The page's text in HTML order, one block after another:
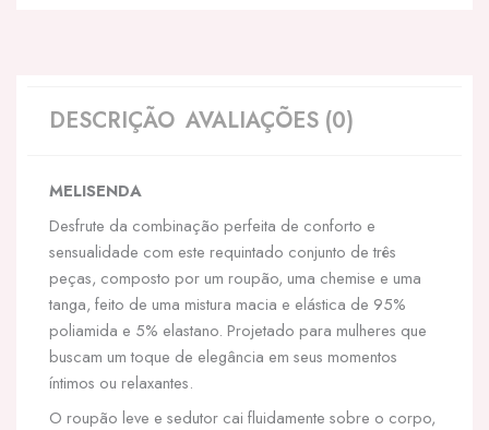
DESCRIÇÃO AVALIAÇÕES (0)
MELISENDA
Desfrute da combinação perfeita de conforto e
sensualidade com este requintado conjunto de três
peças, composto por um roupão, uma chemise e uma
tanga, feito de uma mistura macia e elástica de 95%
poliamida e 5% elastano. Projetado para mulheres que
buscam um toque de elegância em seus momentos
íntimos ou relaxantes.
O roupão leve e sedutor cai fluidamente sobre o corpo,